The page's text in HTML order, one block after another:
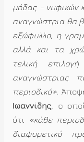
μόδας – νυφικών
αναγνώστρια θα
εξώφυλλο, η
αλλά και τα
τελική
αναγνώστριας
περιοδικό».
Ιωαννίδης, ο
ότι
«κάθε
διαφορετικό